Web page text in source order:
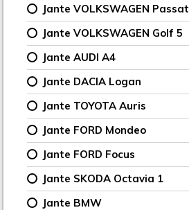
Jante VOLKSWAGEN Passat
Jante VOLKSWAGEN Golf 5
Jante AUDI A4
Jante DACIA Logan
Jante TOYOTA Auris
Jante FORD Mondeo
Jante FORD Focus
Jante SKODA Octavia 1
Jante BMW